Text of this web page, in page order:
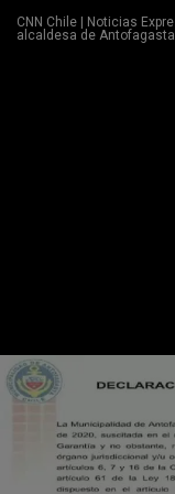
alcaldesa de Antofagasta